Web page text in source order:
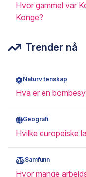
Hvor gammel var
Konge?
Trender nå
Naturvitenskap
Hva er en
Geografi
Hvilke europeiske
Samfunn
Hvor mange